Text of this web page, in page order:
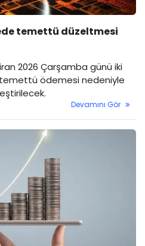
temettü düzeltmesi
2026 Çarşamba günü iki
ödemesi nedeniyle
Devamını Gör